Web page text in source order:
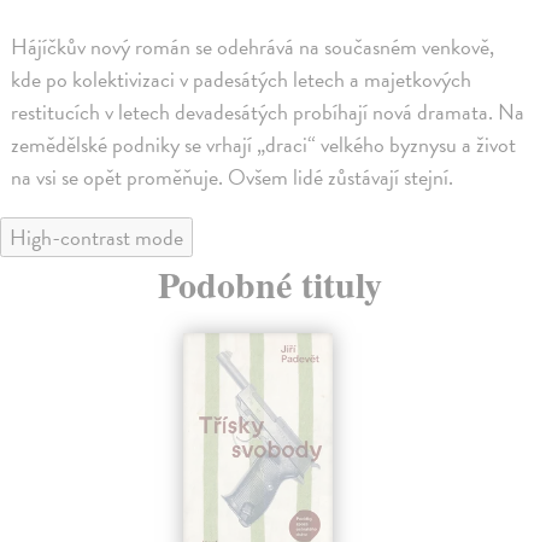
Hájíčkův nový román se odehrává na současném venkově,
kde po kolektivizaci v padesátých letech a majetkových
restitucích v letech devadesátých probíhají nová dramata. Na
zemědělské podniky se vrhají „draci“ velkého byznysu a život
na vsi se opět proměňuje. Ovšem lidé zůstávají stejní.
High-contrast mode
Podobné tituly